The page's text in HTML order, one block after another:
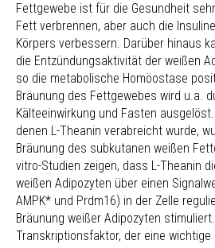
Fettgewebe ist für die Gesundheit
Fett verbrennen, aber auch die
Körpers verbessern. Darüber hinaus
die Entzündungsaktivität der weißen
so die metabolische Homöostase
Bräunung des Fettgewebes wird u.a.
Kälteeinwirkung und Fasten
denen L-Theanin verabreicht wurde,
Bräunung des subkutanen weißen
vitro-Studien zeigen, dass L-Theanin
weißen Adipozyten über einen
AMPK* und Prdm16) in der Zelle
Bräunung weißer Adipozyten
Transkriptionsfaktor, der eine wichtige